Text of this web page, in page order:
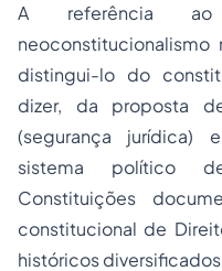
A referência
distingui-lo do
dizer, da proposta
(segurança jurídica)
sistema político
Constituições
constitucional de
históricos